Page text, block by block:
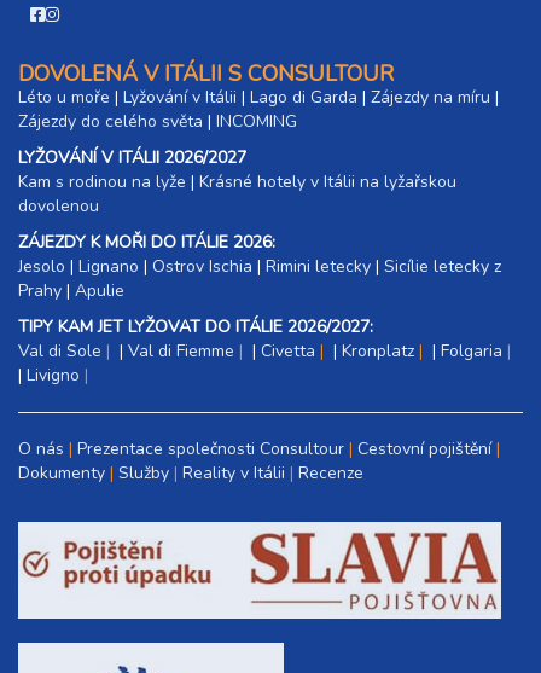
DOVOLENÁ V ITÁLII S CONSULTOUR
Léto u moře | Lyžování v Itálii | Lago di Garda | Zájezdy na míru |
Zájezdy do celého světa | INCOMING
LYŽOVÁNÍ V ITÁLII 2026/2027
Kam s rodinou na lyže |​ Krásné hotely v Itálii na lyžařskou
dovolenou
ZÁJEZDY K MOŘI DO ITÁLIE 2026:
Jesolo | Lignano | Ostrov Ischia | Rimini letecky | Sicílie letecky z
Prahy | Apulie
TIPY KAM JET LYŽOVAT DO ITÁLIE 2026/2027:
Val di Sole
| Val di Fiemme | Civetta | Kronplatz | Folgaria
| Livigno
O nás Prezentace společnosti Consultour Cestovní pojištění
Dokumenty Služby Reality v Itálii Recenze